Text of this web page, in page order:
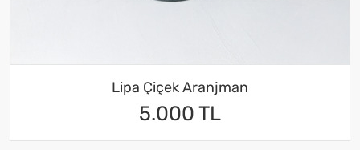
Lipa Çiçek Aranjman
5.000 TL